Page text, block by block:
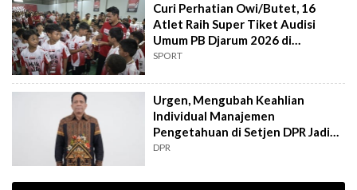
Curi Perhatian Owi/Butet, 16
Atlet Raih Super Tiket Audisi
Umum PB Djarum 2026 di
Makassar
SPORT
Urgen, Mengubah Keahlian
Individual Manajemen
Pengetahuan di Setjen DPR Jadi
Kekuatan Institusional
DPR